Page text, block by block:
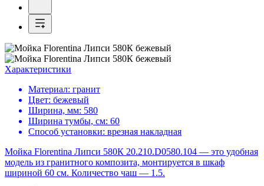
Характеристики
Материал: гранит
Цвет: бежевый
Ширина, мм: 580
Ширина тумбы, см: 60
Способ установки: врезная накладная
Мойка Florentina Липси 580К 20.210.D0580.104 — это удобная
модель из гранитного композита, монтируется в шкаф
шириной 60 см. Количество чаш — 1.5.